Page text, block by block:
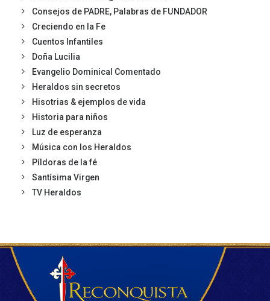
Consejos de PADRE, Palabras de FUNDADOR
Creciendo en la Fe
Cuentos Infantiles
Doña Lucilia
Evangelio Dominical Comentado
Heraldos sin secretos
Hisotrias & ejemplos de vida
Historia para niños
Luz de esperanza
Música con los Heraldos
Píldoras de la fé
Santísima Virgen
TV Heraldos